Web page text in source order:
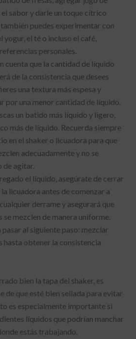
sabor y darle un toque cítrico
puedes experimentar con
el té o incluso el café,
personales.
cuenta que la cantidad de líquido
de la consistencia que desees
una textura más espesa y
por una menor cantidad de líquido.
un batido más líquido y ligero,
más de líquido. Recuerda siempre
en el shaker o licuadora para que
adecuadamente y no se
de agitar.
el líquido, asegúrate de cerrar
licuadora antes de comenzar a
derrame y asegurará que
mezclen de manera uniforme.
al siguiente paso: mezclar
hasta obtener la consistencia
bien la tapa del shaker, es
de que esté bien sellada para evitar
es especialmente importante si
líquidos que podrían manchar
estás trabajando.